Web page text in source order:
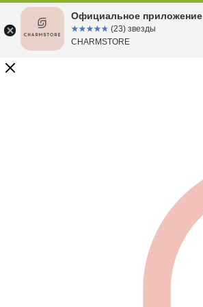
Официальное приложение
☆☆☆☆☆
★★★★★ (23) звезды
CHARMSTORE